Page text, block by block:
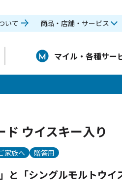
いて 商品・店舗・サービス
マイル・各種サー
ウイスキー入り
家族へ 贈答用
と「シングルモルトウイ